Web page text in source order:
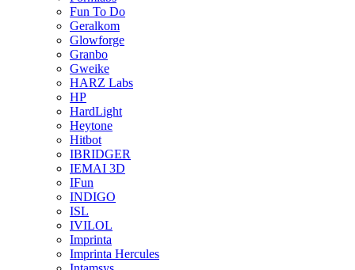
Fun To Do
Geralkom
Glowforge
Granbo
Gweike
HARZ Labs
HP
HardLight
Heytone
Hitbot
IBRIDGER
IEMAI 3D
IFun
INDIGO
ISL
IVILOL
Imprinta
Imprinta Hercules